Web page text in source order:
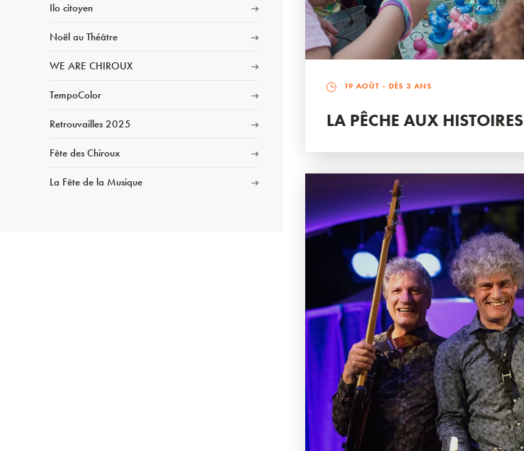
Ilo citoyen
Noël au Théâtre
WE ARE CHIROUX
TempoColor
Retrouvailles 2025
Fête des Chiroux
La Fête de la Musique
19 AOÛT - DÈS 3 ANS
LA PÊCHE AUX HISTOIRES